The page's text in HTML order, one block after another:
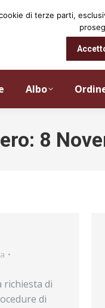
Albo
8
richiesta di
di
di terze parti,